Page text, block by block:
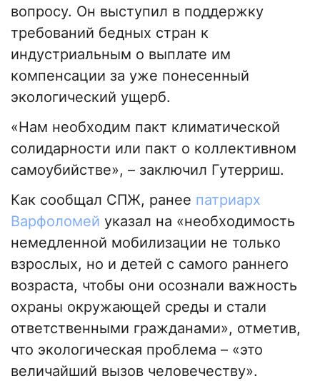
вопросу. Он выступил в поддержку
требований бедных стран к
индустриальным о выплате им
компенсации за уже понесенный
экологический ущерб.
«Нам необходим пакт климатической
солидарности или пакт о коллективном
самоубийстве», – заключил Гутерриш.
Как сообщал СПЖ, ранее патриарх
Варфоломей указал на «необходимость
немедленной мобилизации не только
взрослых, но и детей с самого раннего
возраста, чтобы они осознали важность
охраны окружающей среды и стали
ответственными гражданами», отметив,
что экологическая проблема – «это
величайший вызов человечеству».